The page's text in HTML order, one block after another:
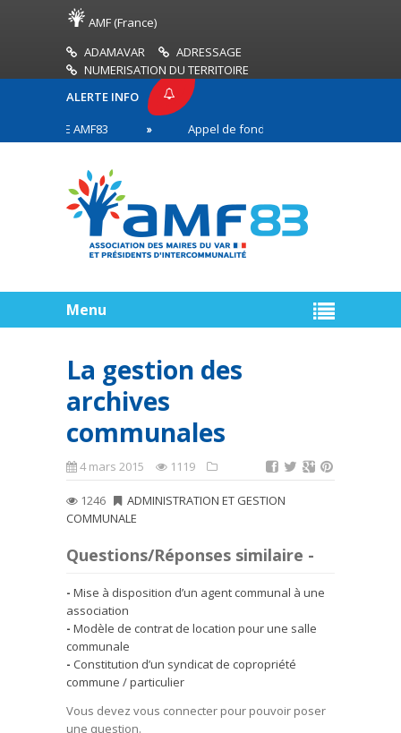
AMF (France)
ADAMAVAR
ADRESSAGE
NUMERISATION DU TERRITOIRE
ALERTE INFO
PRESSE AMF83
Appel de fonds incendies de forêt
en première ligne
Menu
La gestion des
archives
communales
4 mars 2015 1119
1246
ADMINISTRATION ET GESTION
COMMUNALE
Questions/Réponses similaire -
Mise à disposition d’un agent communal à une
association
Modèle de contrat de location pour une salle
communale
Constitution d’un syndicat de copropriété
commune / particulier
Vous devez vous connecter pour pouvoir poser
une question.